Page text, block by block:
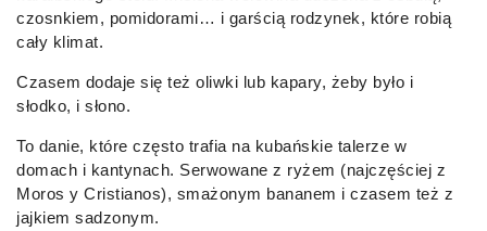
czosnkiem, pomidorami… i garścią rodzynek, które robią
cały klimat.
Czasem dodaje się też oliwki lub kapary, żeby było i
słodko, i słono.
To danie, które często trafia na kubańskie talerze w
domach i kantynach. Serwowane z ryżem (najczęściej z
Moros y Cristianos), smażonym bananem i czasem też z
jajkiem sadzonym.